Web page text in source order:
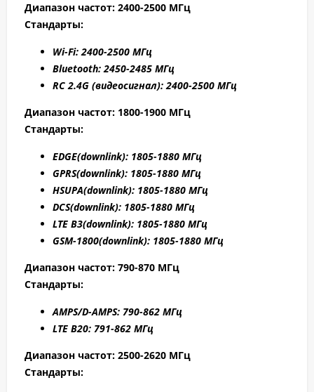
Диапазон частот: 2400-2500 МГц
Стандарты:
Wi-Fi: 2400-2500 МГц
Bluetooth: 2450-2485 МГц
RC 2.4G (видеосигнал): 2400-2500 МГц
Диапазон частот: 1800-1900 МГц
Стандарты:
EDGE(downlink): 1805-1880 МГц
GPRS(downlink): 1805-1880 МГц
HSUPA(downlink): 1805-1880 МГц
DCS(downlink): 1805-1880 МГц
LTE B3(downlink): 1805-1880 МГц
GSM-1800(downlink): 1805-1880 МГц
Диапазон частот: 790-870 МГц
Стандарты:
AMPS/D-AMPS: 790-862 МГц
LTE B20: 791-862 МГц
Диапазон частот: 2500-2620 МГц
Стандарты: